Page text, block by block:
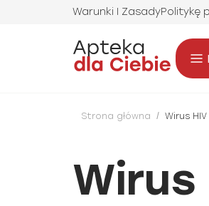
Warunki I ZasadyPolitykę
Strona główna / Wirus HIV
Wirus